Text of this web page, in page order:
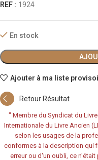
REF : 1924
En stock
Ajouter à ma liste
Retour Résultat
" Membre du Syndicat du
Internationale du Livre Ancien
selon les usages de la
conformes à la description qui
erreur ou d'un oubli, ce